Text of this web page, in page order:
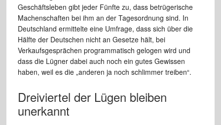
Geschäftsleben gibt jeder Fünfte zu, dass betrügerische
Machenschaften bei ihm an der Tagesordnung sind. In
Deutschland ermittelte eine Umfrage, dass sich über die
Hälfte der Deutschen nicht an Gesetze hält, bei
Verkaufsgesprächen programmatisch gelogen wird und
dass die Lügner dabei auch noch ein gutes Gewissen
haben, weil es die „anderen ja noch schlimmer treiben“.
Dreiviertel der Lügen bleiben
unerkannt